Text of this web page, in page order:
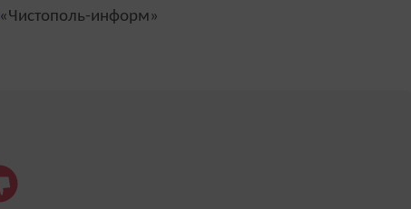
«Чистополь-информ»